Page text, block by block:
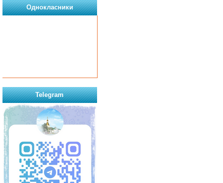
Однокласники
Telegram